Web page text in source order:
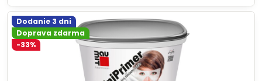
Dodanie 3 dni
Doprava zdarma
-33%